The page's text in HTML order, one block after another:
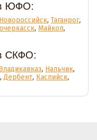
в ЮФО:
Новороссийск, Таганрог,
, Майкоп,
СКФО:
, Нальчик,
, Дербент, Каспийск,